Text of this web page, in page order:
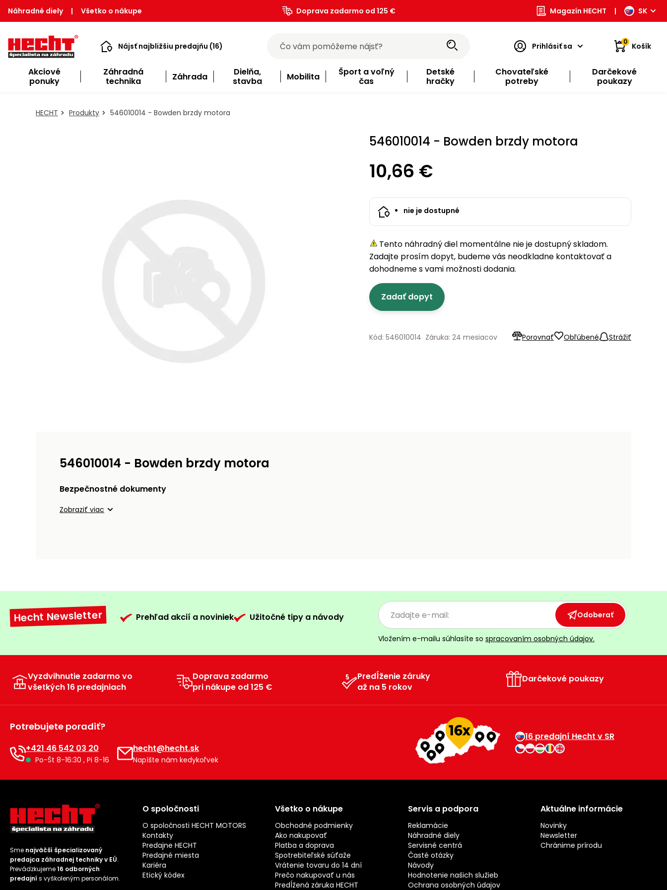
Náhradné diely | Všetko o nákupe Doprava zadarmo od 125 € Magazín HECHT | SK
Nájsť najbližšiu predajňu (16) Prihlásiť sa 0 Košík
Akciové
ponuky
Záhradná
technika
Záhrada
Dielňa,
stavba
Mobilita
Šport a voľný
čas
Detské
hračky
Chovateľské
potreby
Darčekové
poukazy
HECHT Produkty 546010014 - Bowden brzdy motora
546010014 - Bowden brzdy motora
10,66 €
nie je dostupné
Tento náhradný diel momentálne nie je dostupný skladom.
Zadajte prosím dopyt, budeme vás neodkladne kontaktovať a
dohodneme s vami možnosti dodania.
Zadať dopyt
Porovnať Obľúbené Strážiť
Kód: 546010014 Záruka: 24 mesiacov
546010014 - Bowden brzdy motora
Bezpečnostné dokumenty
Zobraziť viac
Hecht Newsletter Prehľad akcií a noviniek Užitočné tipy a návody Odoberať
Vložením e-mailu súhlasíte so spracovaním osobných údajov.
Vyzdvihnutie zadarmo vo
všetkých 16 predajniach
Doprava zadarmo
pri nákupe od 125 €
Predĺženie záruky
až na 5 rokov
Darčekové poukazy
Potrebujete poradiť?
+421 46 542 03 20
Po-Št 8-16:30 , Pi 8-16
hecht@hecht.sk
Napíšte nám kedykoľvek
16 predajní Hecht v SR
Sme najväčší špecializovaný
predajca záhradnej techniky v EÚ.
Prevádzkujeme16 odborných
predajní s vyškoleným personálom.
O spoločnosti
O spoločnosti HECHT MOTORS
Kontakty
Predajne HECHT
Predajné miesta
Kariéra
Etický kódex
Všetko o nákupe
Obchodné podmienky
Ako nakupovať
Platba a doprava
Spotrebiteľské súťaže
Vrátenie tovaru do 14 dní
Prečo nakupovať u nás
Predĺžená záruka HECHT
Servis a podpora
Reklamácie
Náhradné diely
Servisné centrá
Časté otázky
Návody
Hodnotenie našich služieb
Ochrana osobných údajov
Aktuálne informácie
Novinky
Newsletter
Chránime prírodu